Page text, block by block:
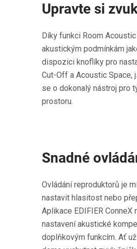
Upravte si
Díky funkci Room
akustickým podmínkám
dispozici knoflíky pro
Cut-Off a Acoustic Space,
se o dokonalý nástroj pro
prostoru.
Snadné
Ovládání reproduktorů je
nastavit hlasitost nebo
Aplikace EDIFIER
nastavení akustické
doplňkovým funkcím. Ať